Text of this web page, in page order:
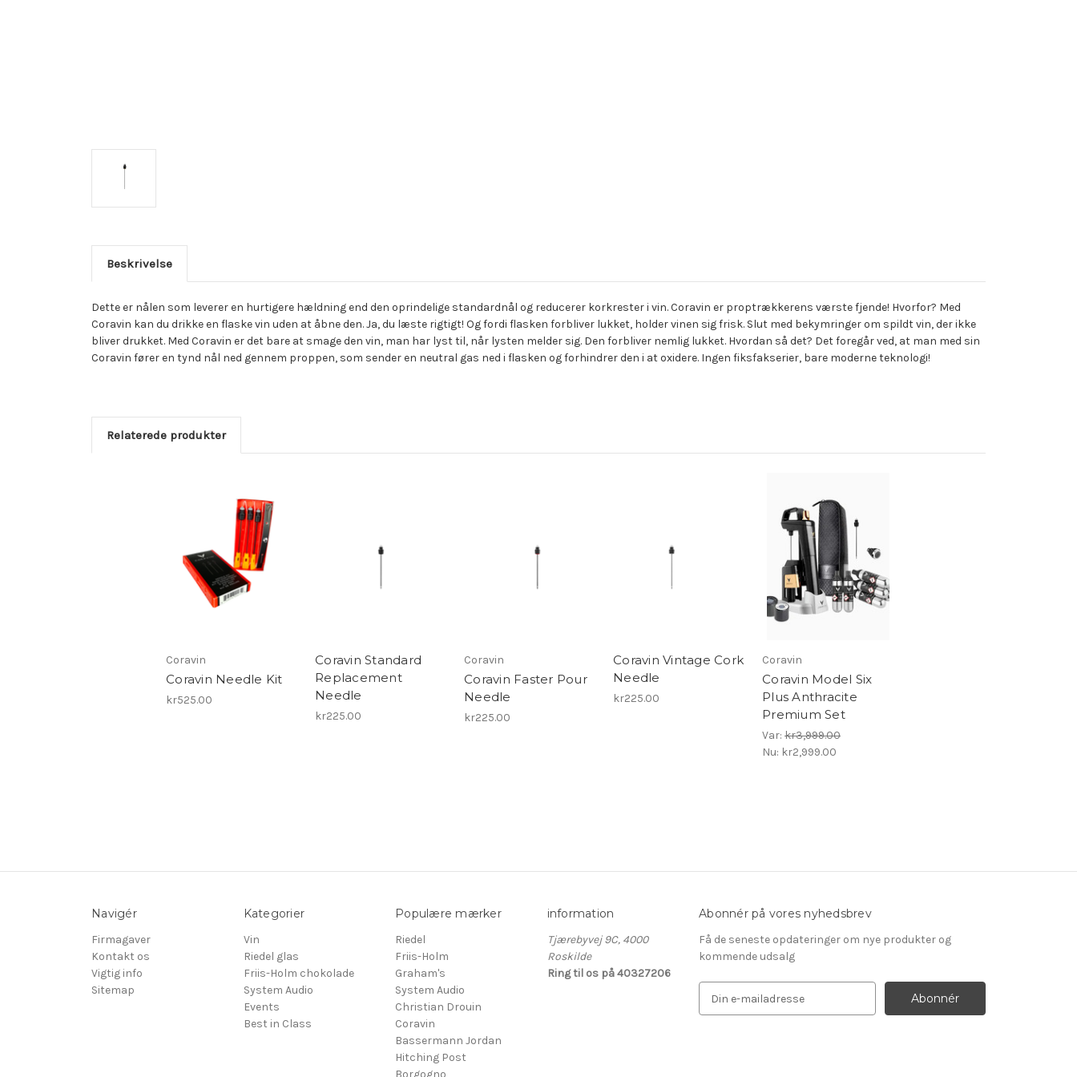
Beskrivelse
Dette er nålen som leverer en hurtigere hældning end den oprindelige standardnål og reducerer korkrester i vin. Coravin er proptrækkerens værste fjende! Hvorfor? Med
Coravin kan du drikke en flaske vin uden at åbne den. Ja, du læste rigtigt! Og fordi flasken forbliver lukket, holder vinen sig frisk. Slut med bekymringer om spildt vin, der ikke
bliver drukket. Med Coravin er det bare at smage den vin, man har lyst til, når lysten melder sig. Den forbliver nemlig lukket. Hvordan så det? Det foregår ved, at man med sin
Coravin fører en tynd nål ned gennem proppen, som sender en neutral gas ned i flasken og forhindrer den i at oxidere. Ingen fiksfakserier, bare moderne teknologi!
Relaterede produkter
Coravin
Coravin Needle Kit
kr525.00
Coravin Standard
Replacement
Needle
kr225.00
Coravin
Coravin Faster Pour
Needle
kr225.00
Coravin Vintage Cork
Needle
kr225.00
Coravin
Coravin Model Six
Plus Anthracite
Premium Set
Var: kr3,999.00
Nu: kr2,999.00
Navigér
Firmagaver
Kontakt os
Vigtig info
Sitemap
Kategorier
Vin
Riedel glas
Friis-Holm chokolade
System Audio
Events
Best in Class
Populære mærker
Riedel
Friis-Holm
Graham's
System Audio
Christian Drouin
Coravin
Bassermann Jordan
Hitching Post
information
Tjærebyvej 9C, 4000
Roskilde
Ring til os på 40327206
Abonnér på vores nyhedsbrev
Få de seneste opdateringer om nye produkter og
kommende udsalg